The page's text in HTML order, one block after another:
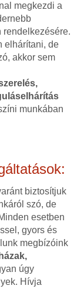
megkezdi a
rendelkezésére.
elhárítani, de
akkor sem
munkában
biztosítjuk
szó, de
esetben
gyors és
megbízóink
úgy
Hívja